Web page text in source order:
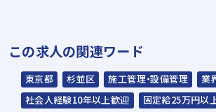
内定
☆入社時期は相談に応じます。現
この求人の関連ワード
東京都 杉並区 施工管理・設備管理
業
社会人経験10年以上歓迎
固定給25万円以